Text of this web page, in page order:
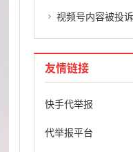
视频号内容被投诉，视频号被投
友情链接
快手代举报
代举报平台